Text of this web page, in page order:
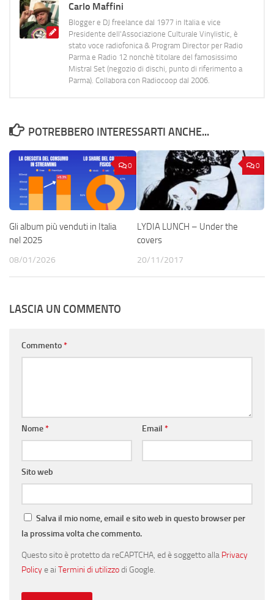
Carlo Maffini
Blogger e DJ freelance dal 1977 in Italia e vice
Presidente dell'Associazione Culturale Vinylistic, è
stato voce radiofonica & Program Director per Radio
Parma e Radio 12 nonchè titolare del famosissimo
Mistral Set (negozio di dischi, punto di riferimento a
Parma). Collabora con Radiocoop dal 2006.
POTREBBERO INTERESSARTI ANCHE...
0
Gli album più venduti in Italia
nel 2025
08/01/2026
0
LYDIA LUNCH – Under the
covers
20/11/2017
LASCIA UN COMMENTO
Commento*
Nome* Email *
Sito web
Salva il mio nome, email e sito web in questo browser per
la prossima volta che commento.
Questo sito è protetto da reCAPTCHA, ed è soggetto alla Privacy
Policye ai Termini di utilizzodi Google.